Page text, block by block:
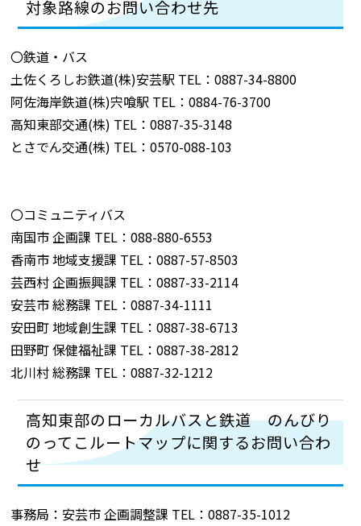
対象路線のお問い合わせ先
〇鉄道・バス
土佐くろしお鉄道(株)安芸駅 TEL：0887-34-8800
阿佐海岸鉄道(株)宍喰駅 TEL：0884-76-3700
高知東部交通(株) TEL：0887-35-3148
とさでん交通(株) TEL：0570-088-103
〇コミュニティバス
南国市 企画課 TEL：088-880-6553
香南市 地域支援課 TEL：0887-57-8503
芸西村 企画振興課 TEL：0887-33-2114
安芸市 総務課 TEL：0887-34-1111
安田町 地域創生課 TEL：0887-38-6713
田野町 保健福祉課 TEL：0887-38-2812
北川村 総務課 TEL：0887-32-1212
高知東部のローカルバスと鉄道 のんびり
のってこルートマップに関するお問い合わ
せ
事務局：安芸市 企画調整課 TEL：0887-35-1012